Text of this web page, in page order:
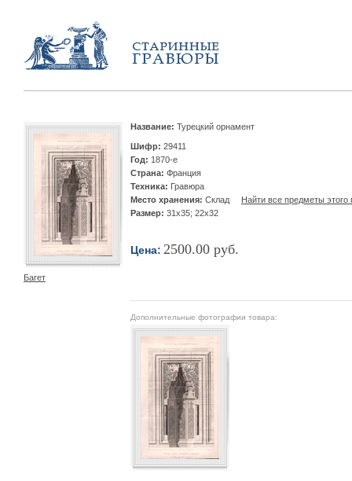
Багет
Название: Турецкий орнамент
Шифр: 29411
Год: 1870-е
Страна: Франция
Техника: Гравюра
Место хранения: Склад Найти все предметы этого
Размер: 31х35; 22х32
Цена: 2500.00 руб.
Дополнительные фотографии товара: